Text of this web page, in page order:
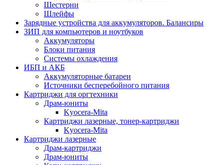
Шестерни
Шлейфы
Зарядные устройства для аккумуляторов. Балансиры
ЗИП для компьютеров и ноутбуков
Аккумуляторы
Блоки питания
Системы охлаждения
ИБП и АКБ
Аккумуляторные батареи
Источники бесперебойного питания
Картриджи для оргтехники
Драм-юниты
Kyocera-Mita
Картриджи лазерные, тонер-картриджи
Kyocera-Mita
Картриджи лазерные
Драм-картриджи
Драм-юниты